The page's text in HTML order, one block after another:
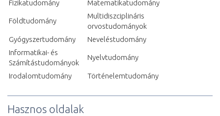
Fizikatudomány
Matematikatudomány
Földtudomány
Multidiszciplináris
orvostudományok
Gyógyszertudomány
Neveléstudomány
Informatikai- és
Számítástudományok
Nyelvtudomány
Irodalomtudomány Történelemtudomány
Hasznos oldalak